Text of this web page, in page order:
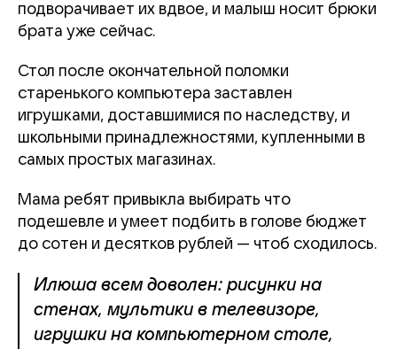
подворачивает их вдвое, и малыш носит брюки
брата уже сейчас.
Стол после окончательной поломки
старенького компьютера заставлен
игрушками, доставшимися по наследству, и
школьными принадлежностями, купленными в
самых простых магазинах.
Мама ребят привыкла выбирать что
подешевле и умеет подбить в голове бюджет
до сотен и десятков рублей — чтоб сходилось.
Илюша всем доволен: рисунки на
стенах, мультики в телевизоре,
игрушки на компьютерном столе,